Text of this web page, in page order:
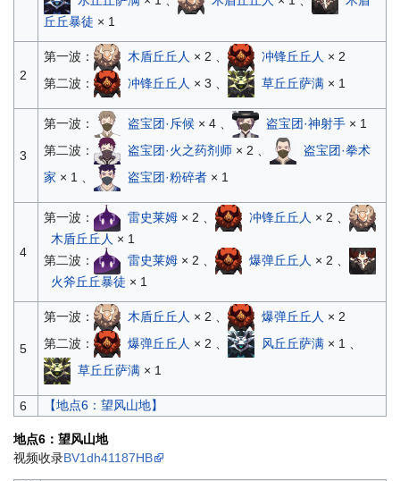
丘丘暴徒 × 1
2
第一波： 木盾丘丘人 × 2 、 冲锋丘丘人 × 2
第二波：
冲锋丘丘人 × 3 、 草丘丘萨满× 1
3
第一波： 盗宝团·斥候× 4 、 盗宝团·神射手× 1
第二波：
盗宝团·火之药剂师× 2 、
盗宝团·拳术
家 × 1 、 盗宝团·粉碎者× 1
4
第一波： 雷史莱姆× 2 、 冲锋丘丘人 × 2 、
木盾丘丘人 × 1
第二波：
雷史莱姆× 2 、 爆弹丘丘人 × 2 、
火斧丘丘暴徒 × 1
5
第一波： 木盾丘丘人 × 2 、 爆弹丘丘人 × 2
第二波：
爆弹丘丘人 × 2 、 风丘丘萨满× 1 、
草丘丘萨满× 1
6 【地点6：望风山地】
地点6：望风山地
视频收录BV1dh41187HB